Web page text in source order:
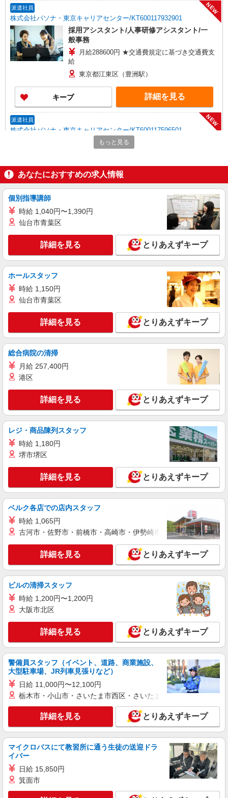
派遣社員
株式会社パソナ・東京キャリアセンター/KT600117932901
NEW
採用アシスタント/人事研修アシスタント/一
般事務
月給288600円 ★交通費規定に基づき交通費支
給
東京都江東区（豊洲駅）
キープ 詳細を見る
派遣社員
株式会社パソナ・東京キャリアセンター/KT600117596501
NEW
人事労務/一般事務
東京都江東区（東京メトロ東西線東陽町駅）
詳細を見る
紹介予定派遣 NEW
人事労務
時給1950円 ★交通費規定に基づき交通費支給
キープ 詳細を見る
株式会社パソナ・東京キャリアセンター/KT600117546801
NEW
経理
月給288600円 ★交通費規定に基づき交通費支
キープ 詳細を見る
株式会社パソナ・東京キャリアセンター/KT6001178382
NEW
月給288600円 ★交通費規定に基づき交通費支
東京都江東区（東京メトロ東西線東陽町駅）
キープ 詳細を見る
紹介予定派遣
株式会社パソナ・東京キャリアセンター/KT600117023102
NEW
人事労務
時給1950円 ★交通費規定に基づき交通費支給
東京都江東区（豊洲駅）
詳細を見る
派遣社員
株式会社パソナ・東京キャリアセンター/KT6001175468
NEW
経理
月給288600円 ★交通費規定に基づき交通費支
給
東京都江東区（豊洲駅）
キープ 詳細を見る
紹介予定派遣
株式会社パソナ・東京キャリアセンター/KT600117023101
NEW
人事労務
時給1950円 ★交通費規定に基づき交通費支給
キープ
もっと見る
あなたにおすすめの求人情報
個別指導講師
時給 1,040円〜1,390円
仙台市青葉区
詳細を見る とりあえずキープ
ホールスタッフ
時給 1,150円
仙台市青葉区
詳細を見る とりあえずキープ
総合病院の清掃
月給 257,400円
港区
詳細を見る とりあえずキープ
レジ・商品陳列スタッフ
時給 1,180円
堺市堺区
詳細を見る とりあえずキープ
ベルク各店での店内スタッフ
時給 1,065円
古河市・佐野市・前橋市・高崎市・伊勢崎市・太田市・館林市
詳細を見る とりあえずキープ
ビルの清掃スタッフ
時給 1,200円〜1,200円
大阪市北区
詳細を見る とりあえずキープ
警備員スタッフ（イベント、道路、商業施設、
大型駐車場、JR列車見張りなど）
日給 11,000円〜12,100円
栃木市・小山市・さいたま市西区・さいたま市岩槻区・久喜市・
詳細を見る とりあえずキープ
マイクロバスにて教習所に通う生徒の送迎ドラ
イバー
日給 15,850円
箕面市